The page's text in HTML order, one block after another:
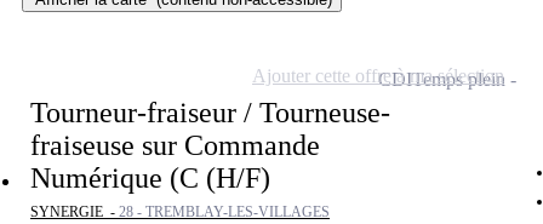
Tourneur-fraiseur / Tourneuse-
fraiseuse sur Commande
Numérique (C (H/F)
SYNERGIE - 28 - TREMBLAY-LES-VILLAGES
CDITemps plein
Ajouter cette offre à ma sélection